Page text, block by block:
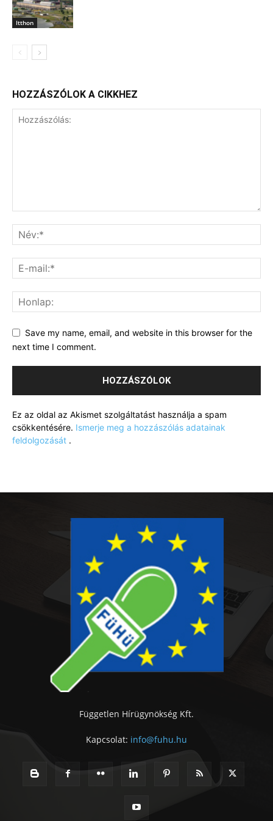
Itthon
HOZZÁSZÓLOK A CIKKHEZ
Save my name, email, and website in this browser for the
next time I comment.
Ez az oldal az Akismet szolgáltatást használja a spam
csökkentésére. Ismerje meg a hozzászólás adatainak
feldolgozását .
Független Hírügynökség Kft.
Kapcsolat: info@fuhu.hu